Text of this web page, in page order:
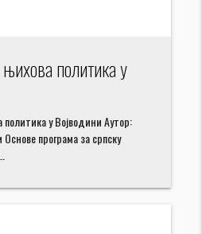
политика у
у Војводини Аутор:
програма за српску